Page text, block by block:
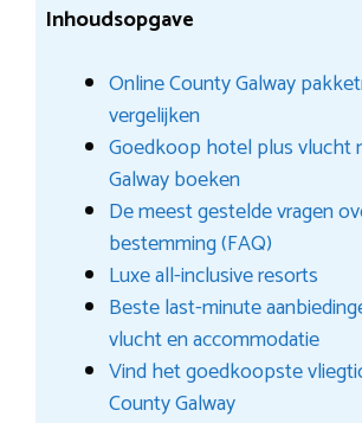
Inhoudsopgave
Online County Galway
vergelijken
Goedkoop hotel plus vlucht
Galway boeken
De meest gestelde vragen
bestemming (FAQ)
Luxe all-inclusive resorts
Beste last-minute
vlucht en accommodatie
Vind het goedkoopste
County Galway